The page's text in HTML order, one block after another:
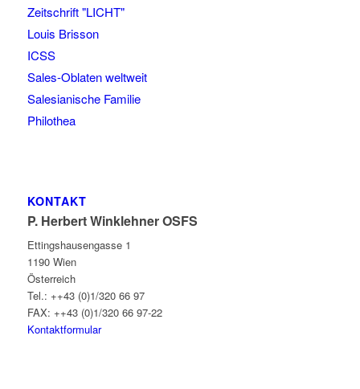
Zeitschrift "LICHT"
Louis Brisson
ICSS
Sales-Oblaten weltweit
Salesianische Familie
Philothea
KONTAKT
P. Herbert Winklehner OSFS
Ettingshausengasse 1
1190 Wien
Österreich
Tel.: ++43 (0)1/320 66 97
FAX: ++43 (0)1/320 66 97-22
Kontaktformular